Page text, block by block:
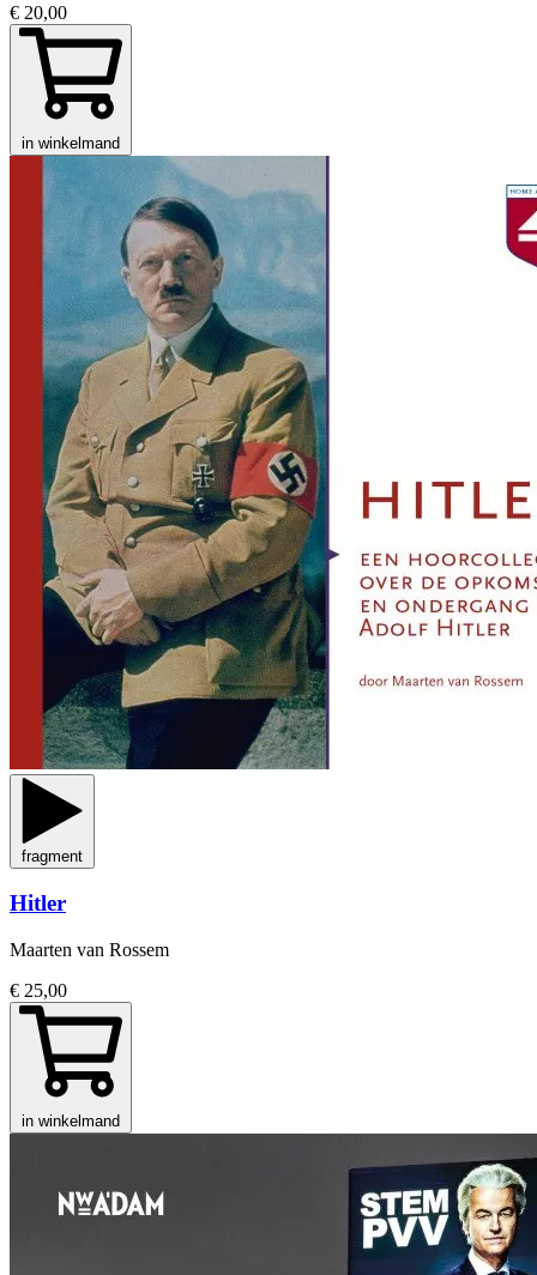
€ 20,00
in winkelmand
fragment
Hitler
Maarten van Rossem
€ 25,00
in winkelmand